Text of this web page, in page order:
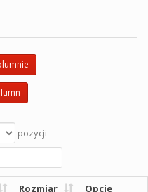
pozycji
Rozmiar Opcje